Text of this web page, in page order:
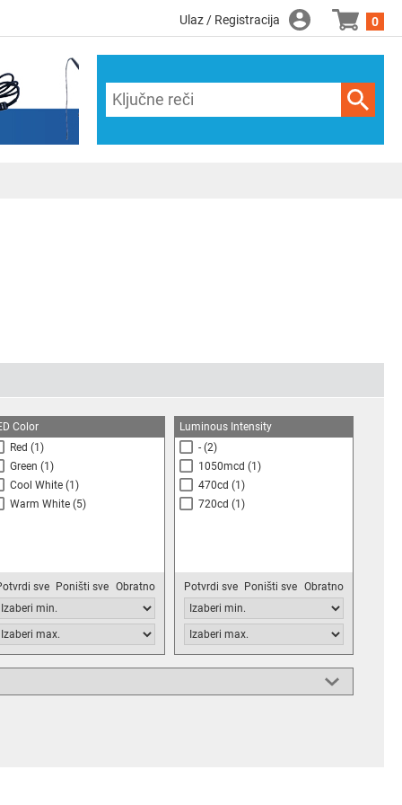
Ulaz / Registracija 0
Color
Red (1)
Green (1)
Cool White (1)
Warm White (5)
sve Poništi sve Obratno
Luminous Intensity
- (2)
1050mcd (1)
470cd (1)
720cd (1)
Potvrdi sve Poništi sve Obratno